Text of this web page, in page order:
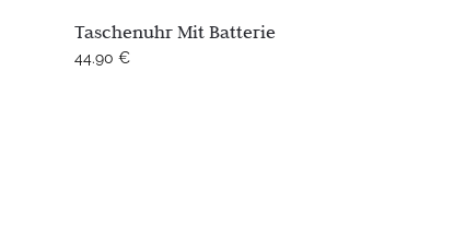
Taschenuhr Mit Batterie
44.90 €